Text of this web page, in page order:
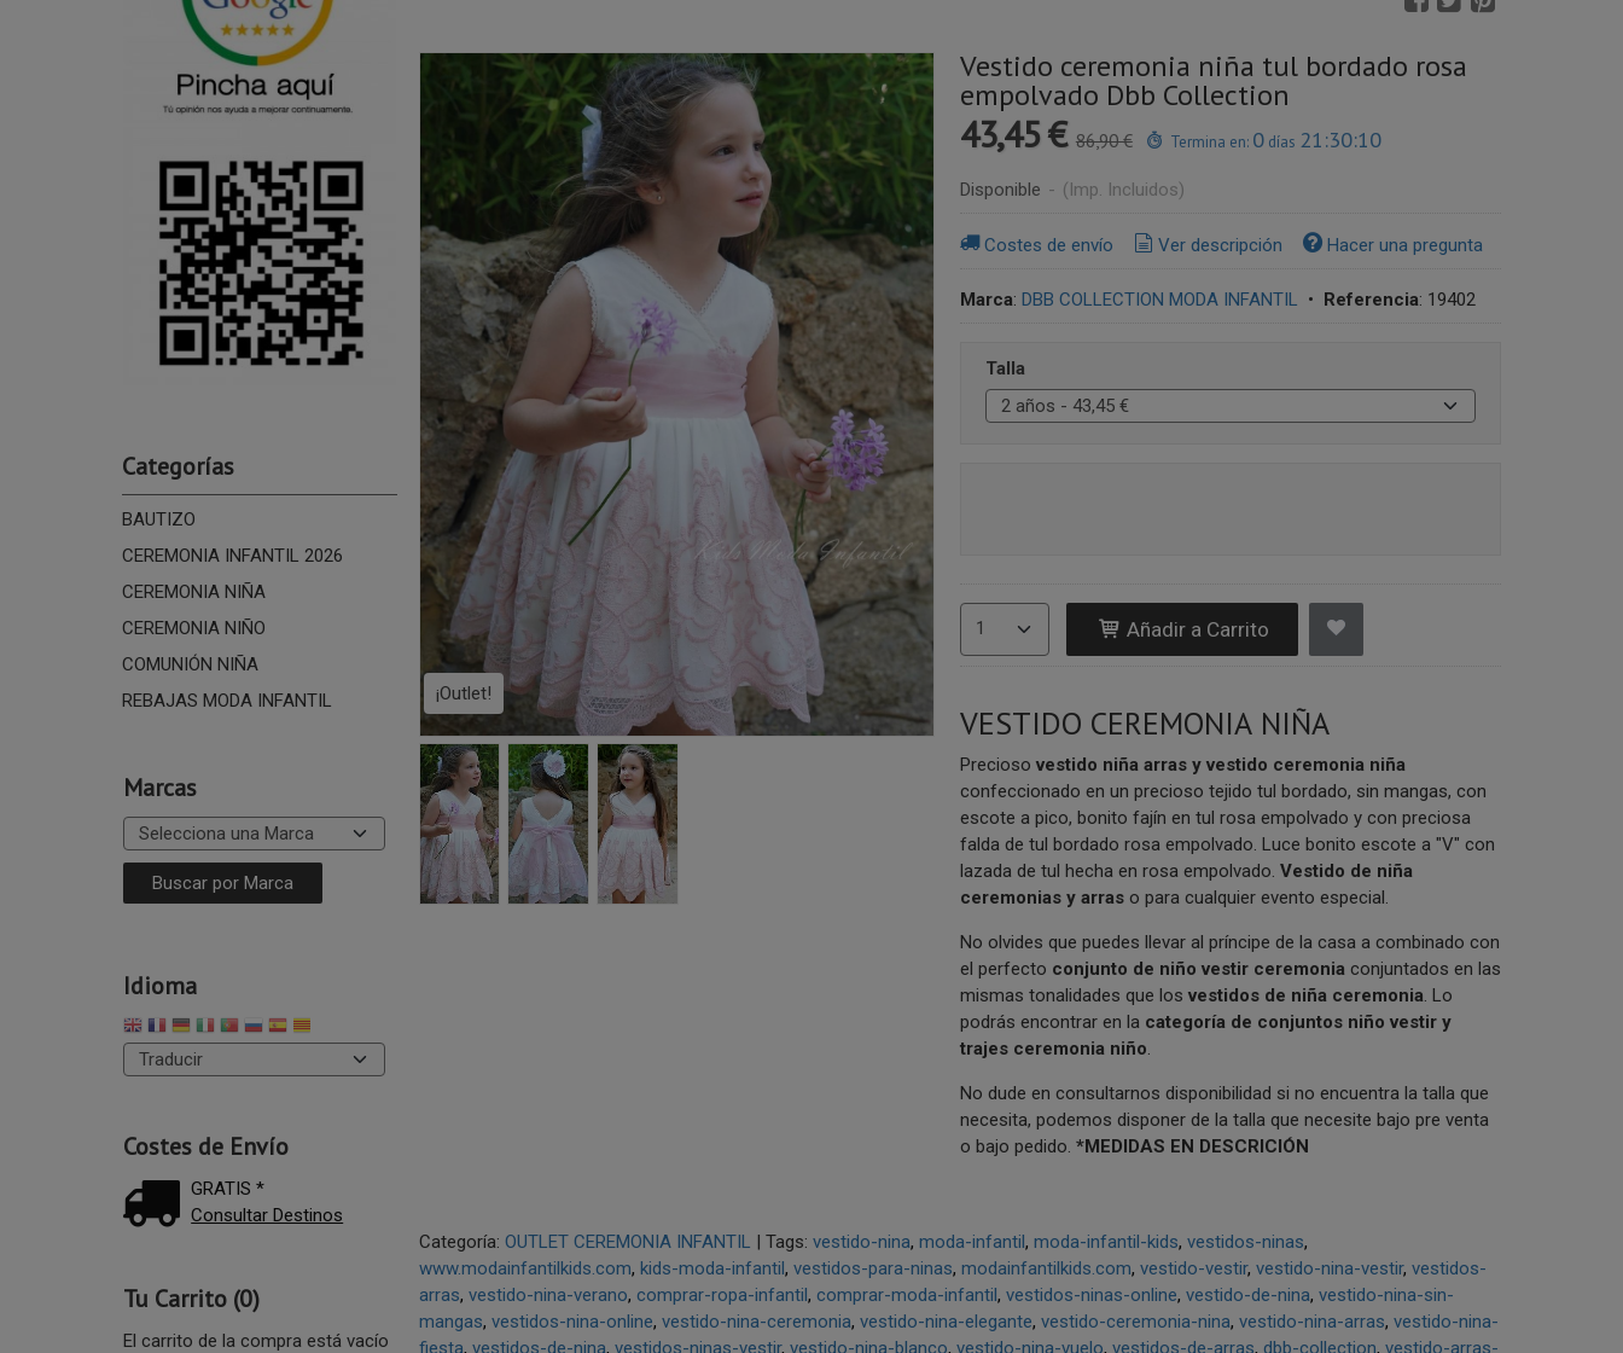
Categorías
BAUTIZO
CEREMONIA INFANTIL 2026
CEREMONIA NIÑA
CEREMONIA NIÑO
COMUNIÓN NIÑA
REBAJAS MODA INFANTIL
Marcas
Idioma
Costes de Envío
GRATIS *
Consultar Destinos
Tu Carrito (0)
El carrito de la compra está vacío
¡Outlet!
Vestido ceremonia niña tul bordado rosa
empolvado Dbb Collection
43,45 € 86,90 € Termina en: 0 días 21:30:09
Disponible - (Imp. Incluidos)
Costes de envío Ver descripción Hacer una pregunta
Marca: DBB COLLECTION MODA INFANTIL • Referencia: 19402
Talla
Añadir a Carrito
VESTIDO CEREMONIA NIÑA
Precioso vestido niña arras y vestido ceremonia niña
confeccionado en un precioso tejido tul bordado, sin mangas, con
escote a pico, bonito fajín en tul rosa empolvado y con preciosa
falda de tul bordado rosa empolvado. Luce bonito escote a "V" con
lazada de tul hecha en rosa empolvado. Vestido de niña
ceremonias y arras o para cualquier evento especial.
No olvides que puedes llevar al príncipe de la casa a combinado con
el perfecto conjunto de niño vestir ceremoniaconjuntados en las
mismas tonalidades que los vestidos de niña ceremonia. Lo
podrás encontrar en la categoría de conjuntos niño vestir y
trajes ceremonia niño.
No dude en consultarnos disponibilidad si no encuentra la talla que
necesita, podemos disponer de la talla que necesite bajo pre venta
o bajo pedido. *MEDIDAS EN DESCRICIÓN
Categoría: OUTLET CEREMONIA INFANTIL | Tags: vestido-nina moda-infantil moda-infantil-kids vestidos-ninas
www.modainfantilkids.com kids-moda-infantil vestidos-para-ninas modainfantilkids.com vestido-vestir vestido-nina-vestir vestidos-
arras vestido-nina-verano comprar-ropa-infantil comprar-moda-infantil vestidos-ninas-online vestido-de-nina vestido-nina-sin-
mangas vestidos-nina-online vestido-nina-ceremonia vestido-nina-elegante vestido-ceremonia-nina vestido-nina-arras vestido-nina-
fiesta vestidos-de-nina vestidos-ninas-vestir vestido-nina-blanco vestido-nina-vuelo vestidos-de-arras dbb-collection vestido-arras-